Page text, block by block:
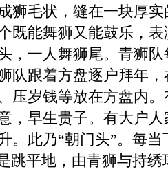
狮毛状，缝在一块厚
既能舞狮又能鼓乐，
，一人舞狮尾。青狮
队跟着方盘逐户拜年
压岁钱等放在方盘内
，早生贵子。有大户
。此乃“朝门头”。每
跳平地，由青狮与持